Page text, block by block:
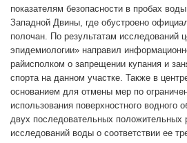
показателям безопасности в пробах
Западной Двины, где обустроено
полочан. По результатам исследований
эпидемиологии» направил
райисполком о запрещении купания и
спорта на данном участке. Также в
основанием для отмены мер по
использования поверхностного водного
двух последовательных положительных
исследований воды о соответствии ее